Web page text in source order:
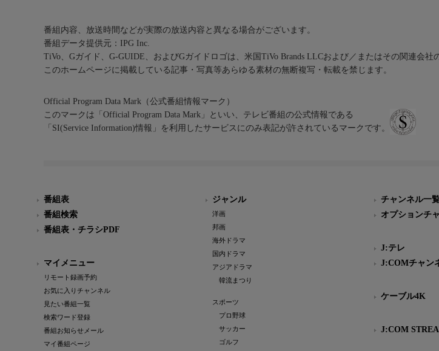
番組内容、放送時間などが実際の放送内容と異なる場合がございます。
番組データ提供元：IPG Inc.
TiVo、Gガイド、G-GUIDE、およびGガイドロゴは、米国TiVo Brands LLCおよび／またはその関連会社
このホームページに掲載している記事・写真等あらゆる素材の無断複写・転載を禁じます。
Official Program Data Mark（公式番組情報マーク）
このマークは「Official Program Data Mark」といい、テレビ番組の公式情報である
「SI(Service Information)情報」を利用したサービスにのみ表記が許されているマークです。
番組表
番組検索
番組表・チラシPDF
マイメニュー
リモート録画予約
お気に入りチャンネル
見たい番組一覧
検索ワード登録
番組お知らせメール
マイ番組ページ
ジャンル
洋画
邦画
海外ドラマ
国内ドラマ
アジアドラマ
韓流まつり
スポーツ
プロ野球
サッカー
ゴルフ
チャンネル一
オプションチ
J:テレ
J:COMチャン
ケーブル4K
J:COM